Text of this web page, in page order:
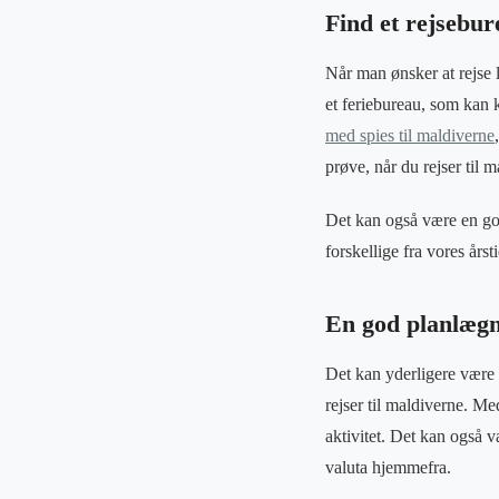
Find et
Når man ønsker at
et feriebureau, som
med spies til maldiverne
prøve, når du rejser til
Det kan også være en
forskellige fra vores
En god
Det kan yderligere være
rejser til maldiverne.
aktivitet. Det kan også
valuta hjemmefra.